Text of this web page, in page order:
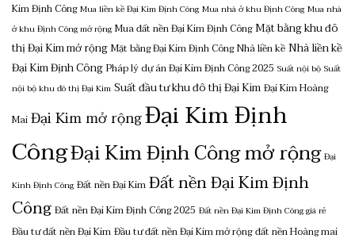
Kim Định Công Mua liền kề Đại Kim Định Công Mua nhà ở khu Định Công Mua nhà
ở khu Định Công mở rộng Mua đất nền Đại Kim Định CôngMặt bằng khu đô
thị Đại Kim mở rộngMặt bằng Đại Kim Định CôngNhà liền kềNhà liền kề
Đại Kim Định CôngPháp lý dự án Đại Kim Định Công 2025 Suất nội bộ Suất
nội bộ khu đô thị Đại Kim Suất đầu tư khu đô thị Đại KimĐại Kim Hoàng
MaiĐại Kim mở rộngĐại Kim Định
CôngĐại Kim Định Công mở rộng Đại
Kinh Định Công Đất nền Đại KimĐất nền Đại Kim Định
CôngĐất nền Đại Kim Định Công 2025 Đất nền Đại Kim Định Công giá rẻ
Đầu tư đất nền Đại KimĐầu tư đất nền Đại Kim mở rộngđất nền Hoàng mai